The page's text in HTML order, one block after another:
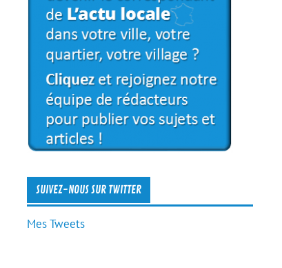
SUIVEZ-NOUS SUR TWITTER
Mes Tweets